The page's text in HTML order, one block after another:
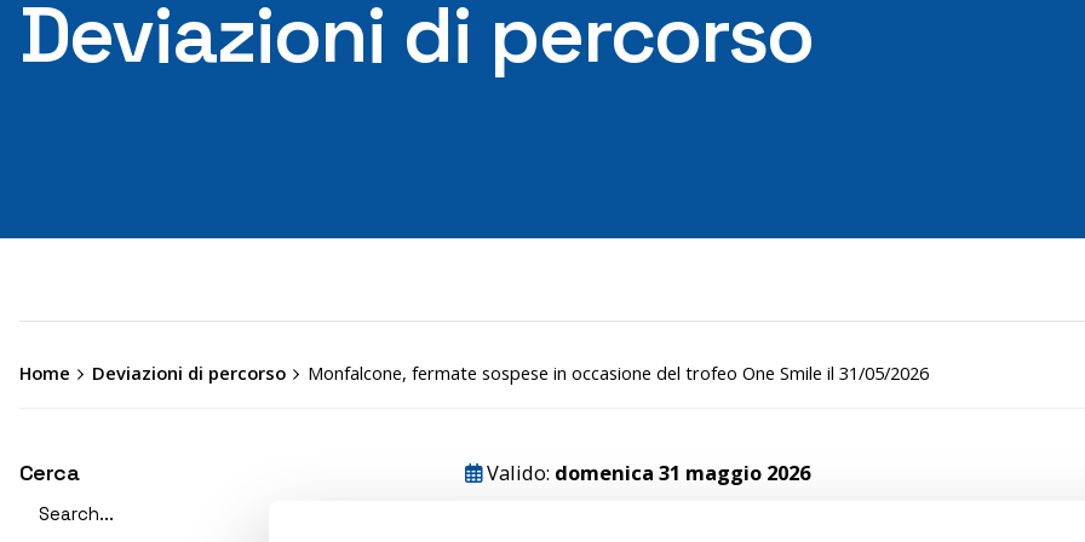
Deviazioni di percorso
Home Deviazioni di percorso Monfalcone, fermate sospese in occasione del trofeo One Smile il 31/05/2026
Cerca Valido: domenica 31 maggio 2026